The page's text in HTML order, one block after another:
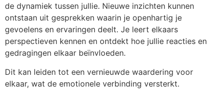
de dynamiek tussen jullie. Nieuwe inzichten kunnen
ontstaan uit gesprekken waarin je openhartig je
gevoelens en ervaringen deelt. Je leert elkaars
perspectieven kennen en ontdekt hoe jullie reacties en
gedragingen elkaar beïnvloeden.
Dit kan leiden tot een vernieuwde waardering voor
elkaar, wat de emotionele verbinding versterkt.